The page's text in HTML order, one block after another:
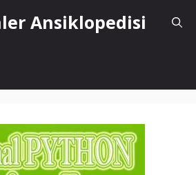
Ansiklopedisi